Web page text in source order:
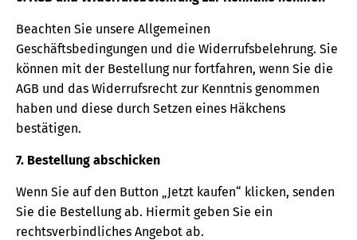
Beachten Sie unsere Allgemeinen
Geschäftsbedingungen und die Widerrufsbelehrung. Sie
können mit der Bestellung nur fortfahren, wenn Sie die
AGB und das Widerrufsrecht zur Kenntnis genommen
haben und diese durch Setzen eines Häkchens
bestätigen.
7. Bestellung abschicken
Wenn Sie auf den Button „Jetzt kaufen“ klicken, senden
Sie die Bestellung ab. Hiermit geben Sie ein
rechtsverbindliches Angebot ab.